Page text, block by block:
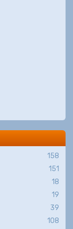
158
151
18
19
39
108